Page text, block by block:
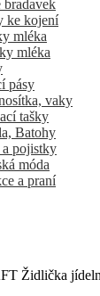
bradavek
ke kojení
mléka
mléka
pásy
vaky
tašky
Batohy
pojistky
móda
a praní
Židlička